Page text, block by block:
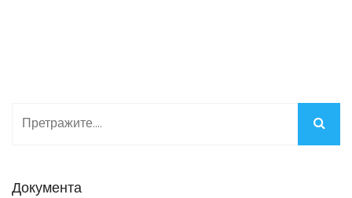
Документа